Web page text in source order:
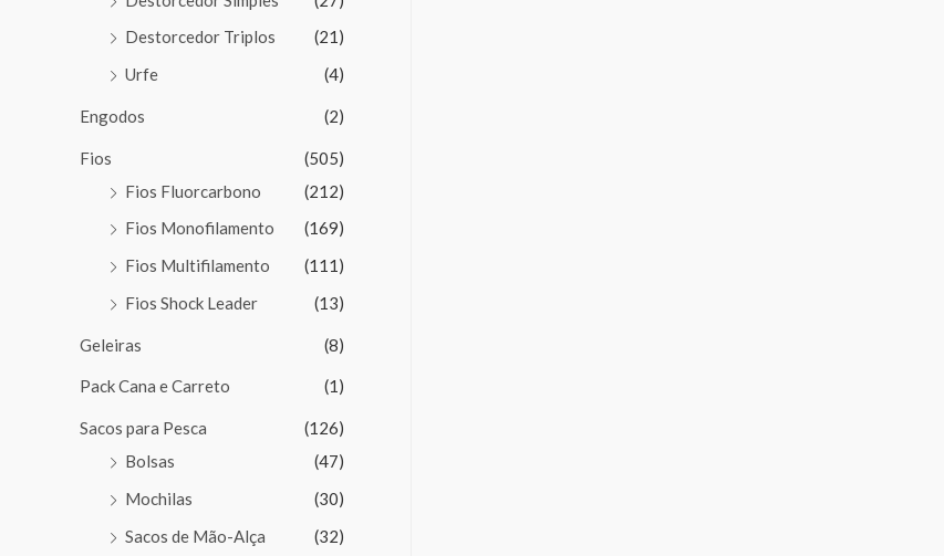
Destorcedor Triplos
(21)
Urfe
(4)
Engodos (2)
Fios
(505)
Fios Fluorcarbono
(212)
Fios Monofilamento
(169)
Fios Multifilamento
(111)
Fios Shock Leader
(13)
Geleiras (8)
Pack Cana e Carreto (1)
Sacos para Pesca
(126)
Bolsas
(47)
Mochilas
(30)
Sacos de Mão-Alça
(32)